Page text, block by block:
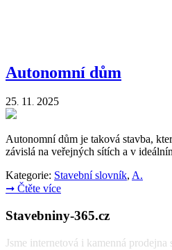
Autonomní dům
25. 11. 2025
Autonomní dům je taková stavba,
závislá na veřejných sítích a v
Kategorie: Stavební slovník, A.
➞ Čtěte více
Stavebniny-365.cz
Jsme internetová i kamenná